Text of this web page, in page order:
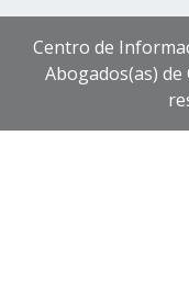
Centro de
Abogados(as) de